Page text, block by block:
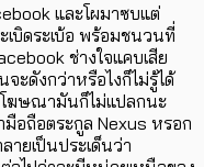
และโผมาซบแต่
เบิดระเบ้อ พร้อมชนวนที่
ช่างใจแคบเสีย
ะดังกว่าหรือไงก็ไม่รู้ได้
โฆษณามันก็ไม่แปลกนะ
อถือตระกูล Nexus หรอก
ยเป็นประเด็นว่า